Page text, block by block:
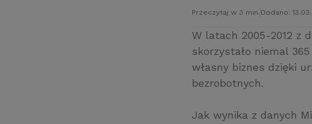
Przeczytaj w 3 min. Dodano:
W latach 2005-2012 z
skorzystało niemal
własny biznes dzięki
bezrobotnych.
Jak wynika z danych